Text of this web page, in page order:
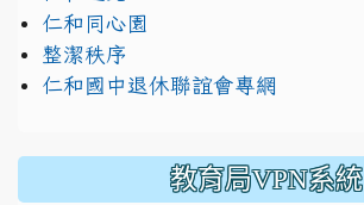
仁和同心園
整潔秩序
仁和國中退休聯誼會專網
教育局VPN系統